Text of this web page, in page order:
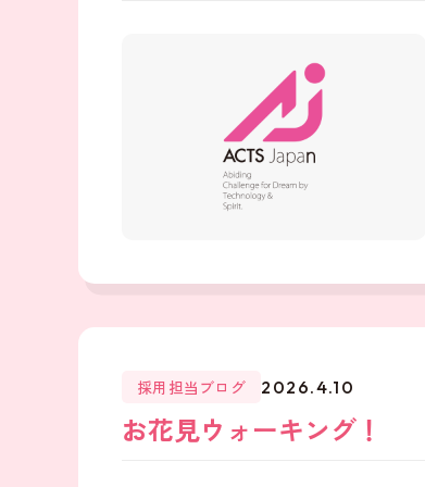
採用担当ブログ 2026.4.10
お花見ウォーキング！